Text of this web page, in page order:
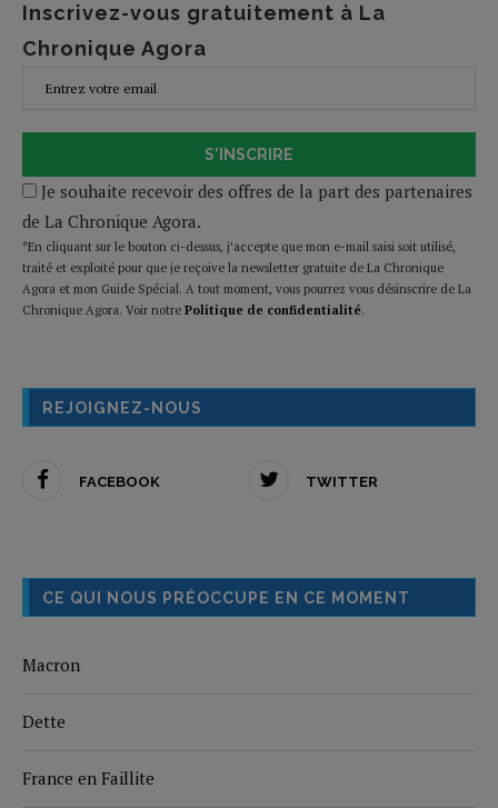
Inscrivez-vous gratuitement à La
Chronique Agora
S'INSCRIRE
Je souhaite recevoir des offres de la part des partenaires
de La Chronique Agora.
*En cliquant sur le bouton ci-dessus, j’accepte que mon e-mail saisi soit utilisé,
traité et exploité pour que je reçoive la newsletter gratuite de La Chronique
Agora et mon Guide Spécial. A tout moment, vous pourrez vous désinscrire de La
Chronique Agora. Voir notre Politique de confidentialité.
REJOIGNEZ-NOUS
FACEBOOK TWITTER
CE QUI NOUS PRÉOCCUPE EN CE MOMENT
Macron
Dette
France en Faillite